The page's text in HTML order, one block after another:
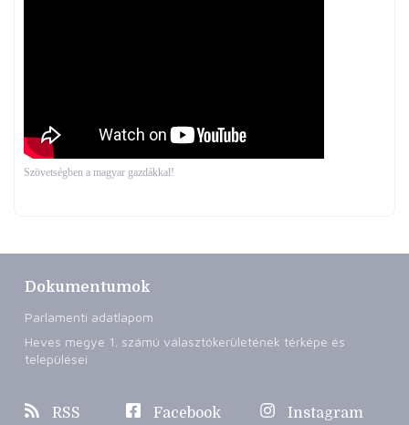
Szövetségben a magyar gazdákkal!
Dokumentumok
Parlamenti adatlapom
Heves megye 1. számú választókerületének térképe és
települései
RSS Facebook Instagram